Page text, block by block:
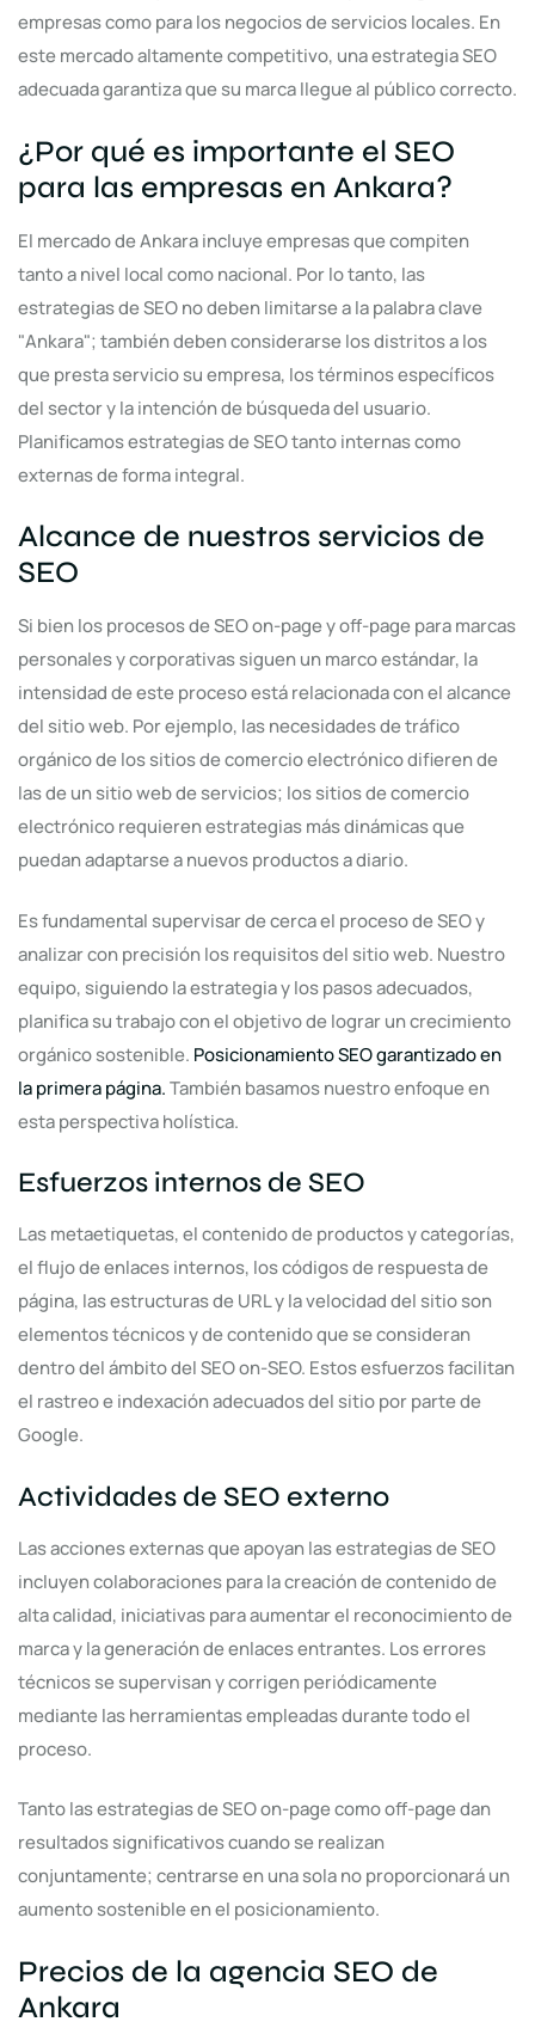
empresas como para los negocios de servicios locales. En
este mercado altamente competitivo, una estrategia SEO
adecuada garantiza que su marca llegue al público correcto.
¿Por qué es importante el SEO
para las empresas en Ankara?
El mercado de Ankara incluye empresas que compiten
tanto a nivel local como nacional. Por lo tanto, las
estrategias de SEO no deben limitarse a la palabra clave
"Ankara"; también deben considerarse los distritos a los
que presta servicio su empresa, los términos específicos
del sector y la intención de búsqueda del usuario.
Planificamos estrategias de SEO tanto internas como
externas de forma integral.
Alcance de nuestros servicios de
SEO
Si bien los procesos de SEO on-page y off-page para marcas
personales y corporativas siguen un marco estándar, la
intensidad de este proceso está relacionada con el alcance
del sitio web. Por ejemplo, las necesidades de tráfico
orgánico de los sitios de comercio electrónico difieren de
las de un sitio web de servicios; los sitios de comercio
electrónico requieren estrategias más dinámicas que
puedan adaptarse a nuevos productos a diario.
Es fundamental supervisar de cerca el proceso de SEO y
analizar con precisión los requisitos del sitio web. Nuestro
equipo, siguiendo la estrategia y los pasos adecuados,
planifica su trabajo con el objetivo de lograr un crecimiento
orgánico sostenible. Posicionamiento SEO garantizado en
la primera página.También basamos nuestro enfoque en
esta perspectiva holística.
Esfuerzos internos de SEO
Las metaetiquetas, el contenido de productos y categorías,
el flujo de enlaces internos, los códigos de respuesta de
página, las estructuras de URL y la velocidad del sitio son
elementos técnicos y de contenido que se consideran
dentro del ámbito del SEO on-SEO. Estos esfuerzos facilitan
el rastreo e indexación adecuados del sitio por parte de
Google.
Actividades de SEO externo
Las acciones externas que apoyan las estrategias de SEO
incluyen colaboraciones para la creación de contenido de
alta calidad, iniciativas para aumentar el reconocimiento de
marca y la generación de enlaces entrantes. Los errores
técnicos se supervisan y corrigen periódicamente
mediante las herramientas empleadas durante todo el
proceso.
Tanto las estrategias de SEO on-page como off-page dan
resultados significativos cuando se realizan
conjuntamente; centrarse en una sola no proporcionará un
aumento sostenible en el posicionamiento.
Precios de la agencia SEO de
Ankara